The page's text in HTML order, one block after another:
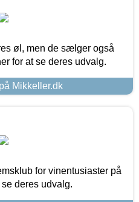
øl, men de sælger også
for at se deres udvalg.
Mikkeller.dk
for vinentusiaster på
deres udvalg.